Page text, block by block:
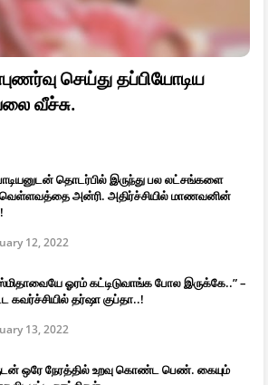
செய்து தப்பியோடிய
வீச்சு.
தொடர்பில் இருந்து பல லட்சங்களை
அன்ரி. அதிர்ச்சியில் மாணவனின்
12, 2022
ஓரம் கட்டிடுவாங்க போல இருக்கே..” –
கவர்ச்சியில் தர்ஷா குப்தா..!
13, 2022
ஒரே நேரத்தில் உறவு கொண்ட பெண். கையும்